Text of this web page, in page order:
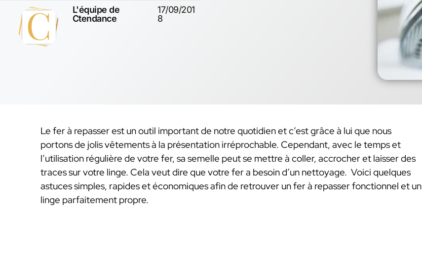
L'équipe de
Ctendance
17/09/201
8
Le fer à repasser est un outil important de notre quotidien et c’est grâce à lui que nous
portons de jolis vêtements à la présentation irréprochable. Cependant, avec le temps et
l’utilisation régulière de votre fer, sa semelle peut se mettre à coller, accrocher et laisser des
traces sur votre linge. Cela veut dire que votre fer a besoin d’un nettoyage. Voici quelques
astuces simples, rapides et économiques afin de retrouver un fer à repasser fonctionnel et un
linge parfaitement propre.